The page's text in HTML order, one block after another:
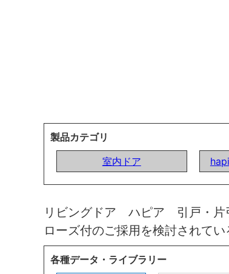
製品カテゴリ
室内ドア
リビングドア ハピア 引戸・
ローズ付のご採用を検討されて
各種データ・ライブラリー